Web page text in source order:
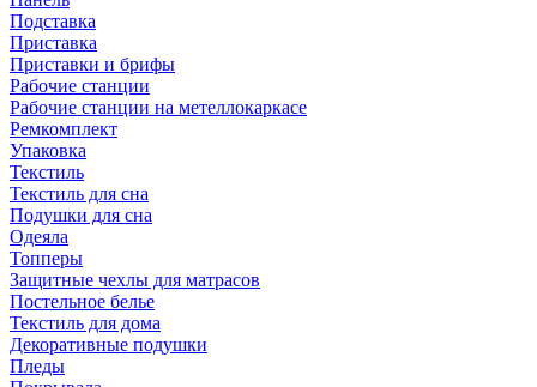
Подставка
Приставка
Приставки и брифы
Рабочие станции
Рабочие станции на метеллокаркасе
Ремкомплект
Упаковка
Текстиль
Текстиль для сна
Подушки для сна
Одеяла
Топперы
Защитные чехлы для матрасов
Постельное белье
Текстиль для дома
Декоративные подушки
Пледы